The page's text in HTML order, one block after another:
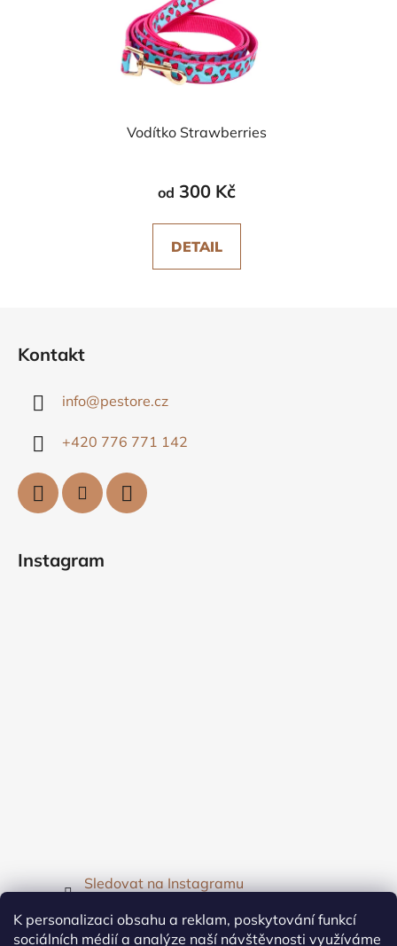
K personalizaci obsahu a reklam, poskytování funkcí
sociálních médií a analýze naší návštěvnosti využíváme
Vodítko Strawberries
od 300 Kč
DETAIL
Kontakt
info@pestore.cz
+420 776 771 142
Instagram
Sledovat na Instagramu
Facebook